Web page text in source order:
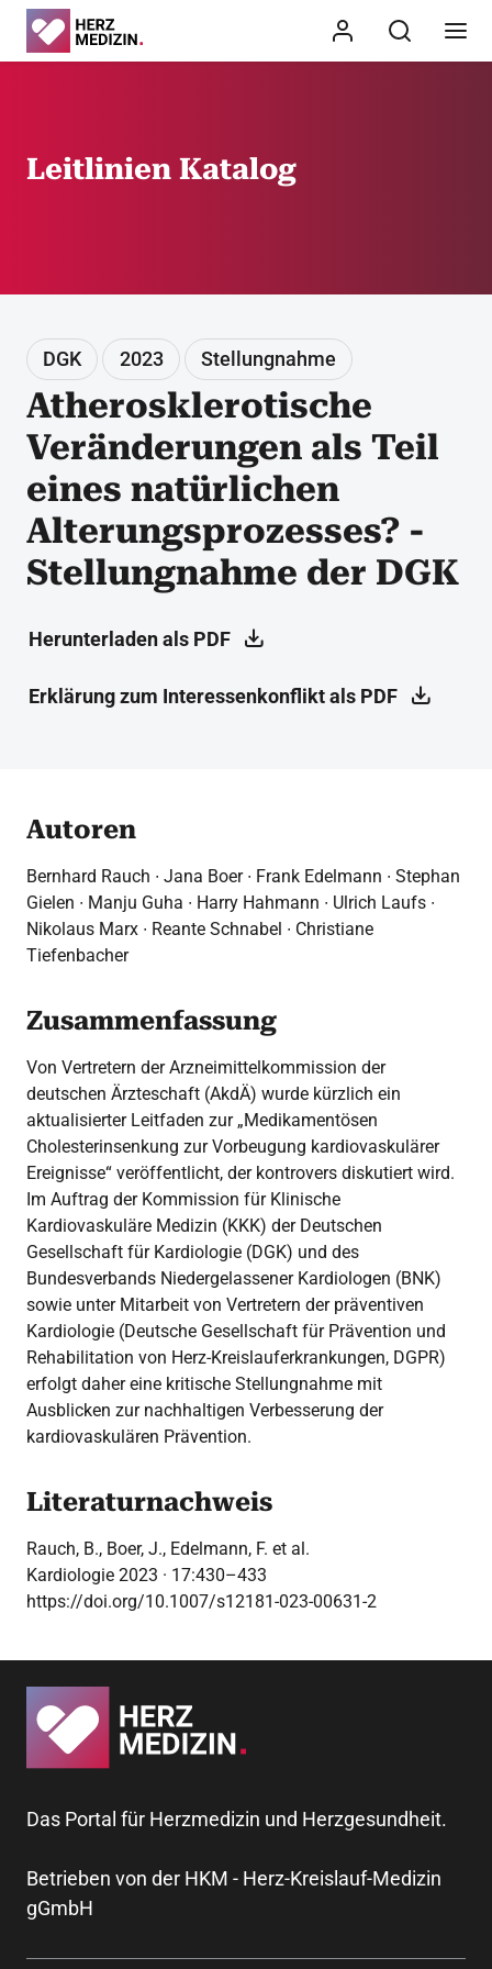
Leitlinien Katalog
DGK 2023 Stellungnahme
Atherosklerotische
Veränderungen als Teil
eines natürlichen
Alterungsprozesses? -
Stellungnahme der DGK
Herunterladen als PDF
Erklärung zum Interessenkonflikt als PDF
Autoren
Bernhard Rauch ∙ Jana Boer ∙ Frank Edelmann ∙ Stephan
Gielen ∙ Manju Guha ∙ Harry Hahmann ∙ Ulrich Laufs ∙
Nikolaus Marx ∙ Reante Schnabel ∙ Christiane
Tiefenbacher
Zusammenfassung
Von Vertretern der Arzneimittelkommission der
deutschen Ärzteschaft (AkdÄ) wurde kürzlich ein
aktualisierter Leitfaden zur „Medikamentösen
Cholesterinsenkung zur Vorbeugung kardiovaskulärer
Ereignisse“ veröffentlicht, der kontrovers diskutiert wird.
Im Auftrag der Kommission für Klinische
Kardiovaskuläre Medizin (KKK) der Deutschen
Gesellschaft für Kardiologie (DGK) und des
Bundesverbands Niedergelassener Kardiologen (BNK)
sowie unter Mitarbeit von Vertretern der präventiven
Kardiologie (Deutsche Gesellschaft für Prävention und
Rehabilitation von Herz-Kreislauferkrankungen, DGPR)
erfolgt daher eine kritische Stellungnahme mit
Ausblicken zur nachhaltigen Verbesserung der
kardiovaskulären Prävention.
Literaturnachweis
Rauch, B., Boer, J., Edelmann, F. et al.
Kardiologie 2023 · 17:430–433
https://doi.org/10.1007/s12181-023-00631-2
Das Portal für Herzmedizin und Herzgesundheit.
Betrieben von der HKM - Herz-Kreislauf-Medizin
gGmbH